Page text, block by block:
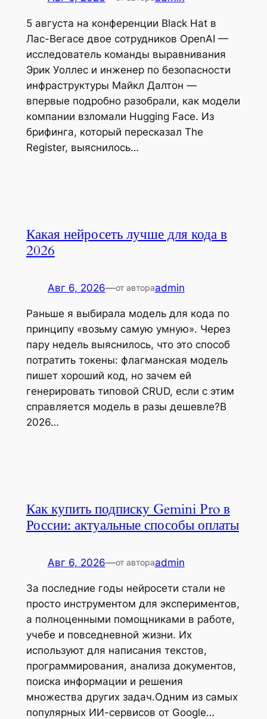
5 августа на конференции Black Hat в
Лас-Вегасе двое сотрудников OpenAI —
исследователь команды выравнивания
Эрик Уоллес и инженер по безопасности
инфраструктуры Майкл Далтон —
впервые подробно разобрали, как модели
компании взломали Hugging Face. Из
брифинга, который пересказал The
Register, выяснилось…
Какая нейросеть лучше для кода в
2026
Авг 6, 2026—от автораadmin
Раньше я выбирала модель для кода по
принципу «возьму самую умную». Через
пару недель выяснилось, что это способ
потратить токены: флагманская модель
пишет хороший код, но зачем ей
генерировать типовой CRUD, если с этим
справляется модель в разы дешевле?В
2026…
Как купить подписку Gemini Pro в
России: актуальные способы оплаты
Авг 6, 2026—от автораadmin
За последние годы нейросети стали не
просто инструментом для экспериментов,
а полноценными помощниками в работе,
учебе и повседневной жизни. Их
используют для написания текстов,
программирования, анализа документов,
поиска информации и решения
множества других задач.Одним из самых
популярных ИИ-сервисов от Google…